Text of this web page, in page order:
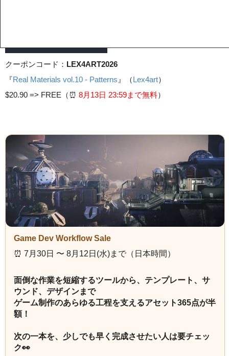
クーポンコード： LEX4ART2026
『Real Materials vol.10 - Patterns 』（Lex4art）
$20.90 => FREE（⏰️ 8月13日 23:59まで無料）
Game Dev Workflow Sale
⏰️ 7月30日 〜 8月12日(水)まで（日本時間）
面倒な作業を短縮するツールから、テンプレート、サ
ウンド、デザインまで
ゲーム制作のあらゆる工程を支えるアセット365点が半
額！
次の一本を、少しでも早く完成させたい人は要チェッ
ク👀